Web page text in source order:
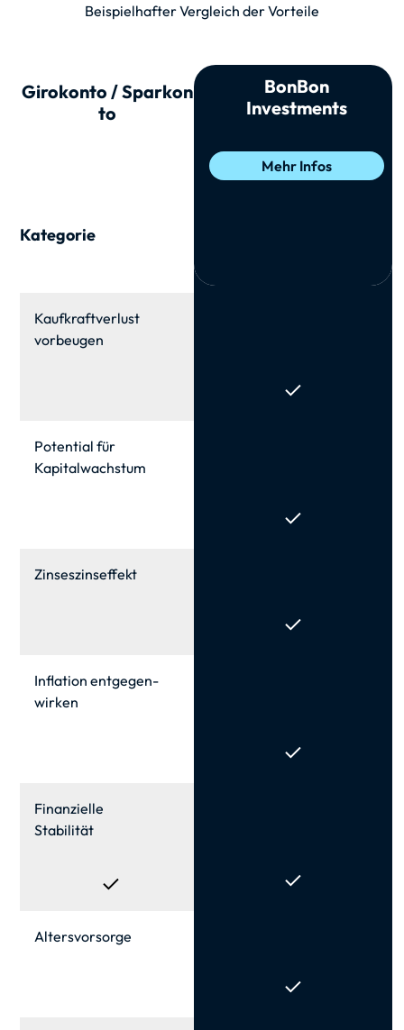
Beispielhafter Vergleich der Vorteile
Girokonto / Spar­kon
to
BonBon
Investments
Mehr Infos
Kategorie
Kaufkraft­verlust
vorbeugen
Potential für
Kapital­wachstum
Zinses­zinseffekt
Inflation entgegen­
wirken
Finanzielle
Stabilität
Alters­vorsorge